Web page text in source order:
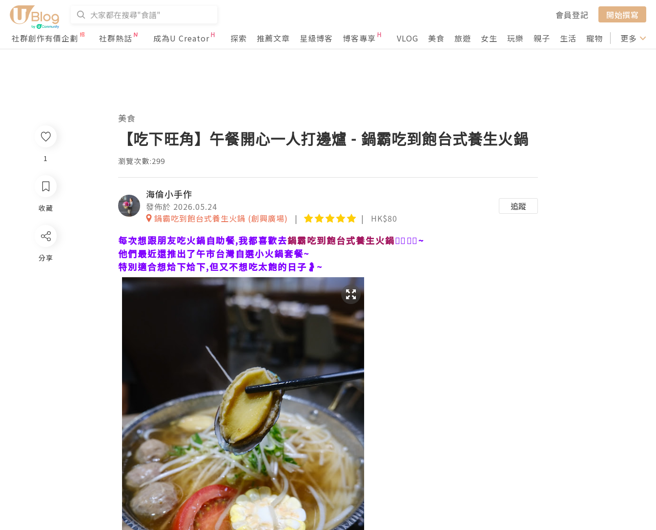
會員登記
開始撰寫
社群創作有價企劃
社群熱話 成為U Creator 探索 推薦文章 星級博客 博客專享 VLOG 美食 旅遊 女生 玩樂 親子 生活 寵物 行山 打卡
更多
1
收藏
分享
美食
【吃下旺角】午餐開心一人打邊爐 - 鍋霸吃到飽台式養生火鍋
瀏覽次數:299
海倫小手作
發佈於 2026.05.24
鍋霸吃到飽台式養生火鍋 (創興廣場)
HK$80
追蹤
每次想跟朋友吃火鍋自助餐,我都喜歡去鍋霸吃到飽台式養生火鍋👯‍♀️👯‍♀️~
他們最近還推出了午市台灣自選小火鍋套餐~
特別適合想烚下烚下,但又不想吃太飽的日子🤰~